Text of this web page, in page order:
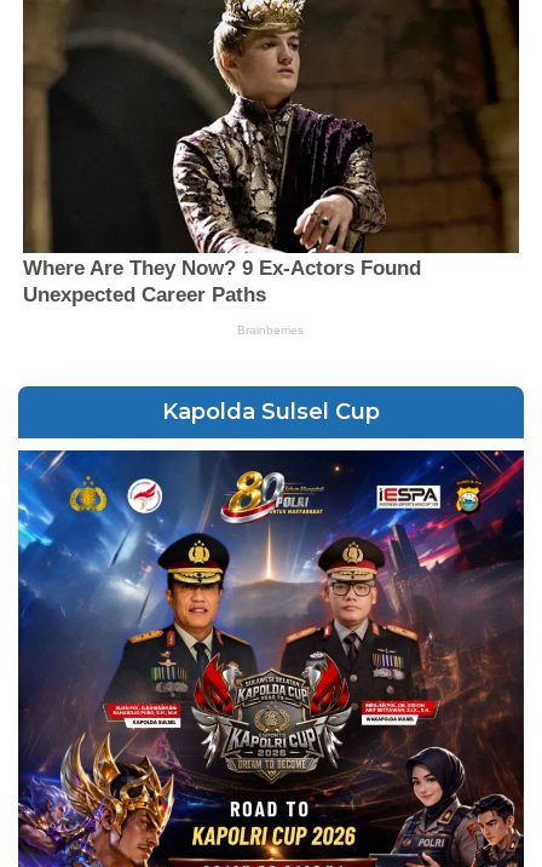
Kapolda Sulsel Cup